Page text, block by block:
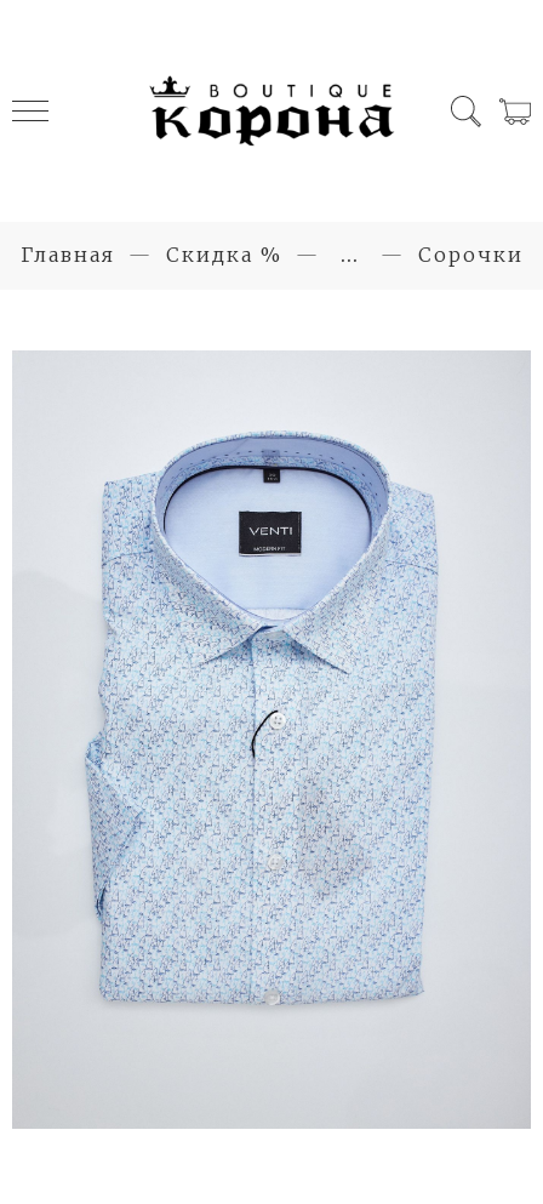
Главная Скидка % ... Сорочки